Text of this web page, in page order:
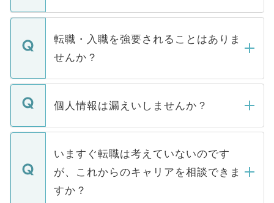
ます。通常、5営業日以内にはご連絡をせて
いただきますので、しばらくお待ちくださ
い。
マイナビDOCTORで取り扱っている求人の
うち約3割は、Webサイトからご覧いただ
けない「非公開求人」です。非公開求人は
下記の理由によって、一般には公開してい
ません。
■応募殺到を避けるため 人気のある医療機
関を公にしてしまうと、応募が殺到する場
に、医療機関が求める条件に合った人材の
みを人材紹介会社に依頼するケースが増え
ています。
転職・入職を強要されることはありま
せんか？
転職・入職を強要することは一切ありませ
ん。また、仮に応募先から内定をいただい
定を承諾する必要はありません。内定先へ
の辞退の連絡はキャリアパートナーが行い
ますので、ご安心ください。
個人情報は漏えいしませんか？
個人情報が漏えいすることはありませんの
で、ご安心ください。当サイトからの登録
などで収集したご登録者様の個人情報は、
ご本人のキャリアアップおよび転職活動の
支援を目的に使用いたします。お預かりし
いますぐ転職は考えていないのです
が、これからのキャリアを相談できま
すか？